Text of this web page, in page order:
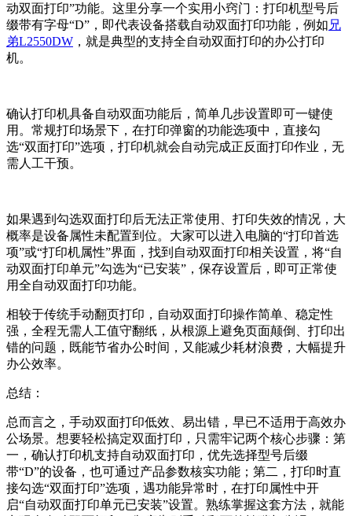
动双面打印”功能。这里分享一个实用小窍门：打印机型号后
缀带有字母“D”，即代表设备搭载自动双面打印功能，例如 兄
弟L2550DW ，就是典型的支持全自动双面打印的办公打印
机。
确认打印机具备自动双面功能后，简单几步设置即可一键使
用。常规打印场景下，在打印弹窗的功能选项中，直接勾
选“双面打印”选项，打印机就会自动完成正反面打印作业，无
需人工干预。
如果遇到勾选双面打印后无法正常使用、打印失效的情况，大
概率是设备属性未配置到位。大家可以进入电脑的“打印首选
项”或“打印机属性”界面，找到自动双面打印相关设置，将“自
动双面打印单元”勾选为“已安装”，保存设置后，即可正常使
用全自动双面打印功能。
相较于传统手动翻页打印，自动双面打印操作简单、稳定性
强，全程无需人工值守翻纸，从根源上避免页面颠倒、打印出
错的问题，既能节省办公时间，又能减少耗材浪费，大幅提升
办公效率。
总结：
总而言之，手动双面打印低效、易出错，早已不适用于高效办
公场景。想要轻松搞定双面打印，只需牢记两个核心步骤：第
一，确认打印机支持自动双面打印，优先选择型号后缀
带“D”的设备，也可通过产品参数核实功能；第二，打印时直
接勾选“双面打印”选项，遇功能异常时，在打印属性中开
启“自动双面打印单元已安装”设置。熟练掌握这套方法，就能